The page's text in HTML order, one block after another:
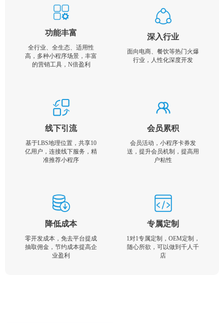
功能丰富
全行业、全生态、适用性
高，多种小程序场景，丰富
的营销工具，N倍盈利
深入行业
面向电商、餐饮等热门火爆
行业，人性化深度开发
线下引流
基于LBS地理位置，共享10
亿用户，连接线下服务，精
准推荐小程序
会员累积
会员活动，小程序卡券发
送，提升会员机制，提高用
户粘性
降低成本
零开发成本，免去平台提成
抽取佣金，节约成本提高企
业盈利
专属定制
1对1专属定制，OEM定制，
随心所欲，可以做到千人千
店